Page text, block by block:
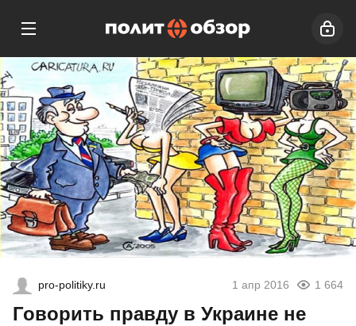
pro-politiky.ru 1 апр 2016 1 664
Говорить правду в Украине не